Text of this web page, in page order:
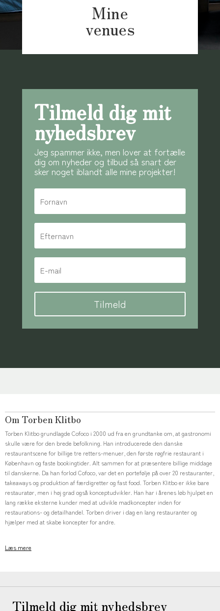
Mine
venues
Tilmeld dig mit
nyhedsbrev
Jeg spammer ikke, men lover at fortælle
dig om nyheder og tilbud så snart der
sker noget iblandt alle mine projekter!
Tilmeld
Om Torben Klitbo
Torben Klitbo grundlagde Cofoco i 2000 ud fra en grundtanke om, at gastronomi
skulle være for den brede befolkning. Han introducerede den danske
restaurantscene for billige tre retters-menuer, den første røgfrie restaurant i
København og faste bookingtider. Alt sammen for at præsentere billige middage
til danskerne. Da han forlod Cofoco, var det en portefølje på over 20 restauranter,
takeaways og produktion af færdigretter og fast food. Torben Klitbo er ikke bare
restauratør, men i høj grad også konceptudvikler. Han har i årenes løb hjulpet en
lang række eksterne kunder med at udvikle madkoncepter inden for
restaurations- og detailhandel. Torben driver i dag en lang restauranter og
hjælper med at skabe koncepter for andre.
Læs mere
Tilmeld dig mit nyhedsbrev